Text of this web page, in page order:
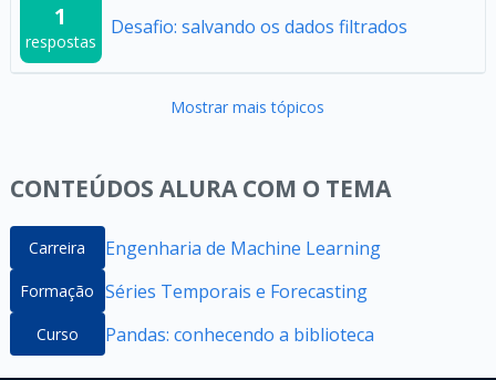
1
respostas
Desafio: salvando os dados filtrados
Mostrar mais tópicos
CONTEÚDOS ALURA COM O TEMA
Carreira Engenharia de Machine Learning
Formação Séries Temporais e Forecasting
Curso Pandas: conhecendo a biblioteca